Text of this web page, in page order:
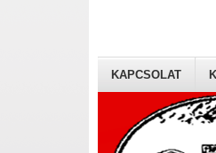
KAPCSOLAT